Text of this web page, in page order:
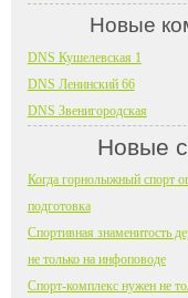
Новые
DNS Кушелевская 1
DNS Ленинский 66
DNS Звенигородская
Новые
Когда горнолыжный спорт
подготовка
Спортивная знаменитость
не только на инфоповоде
Спорт-комплекс нужен не